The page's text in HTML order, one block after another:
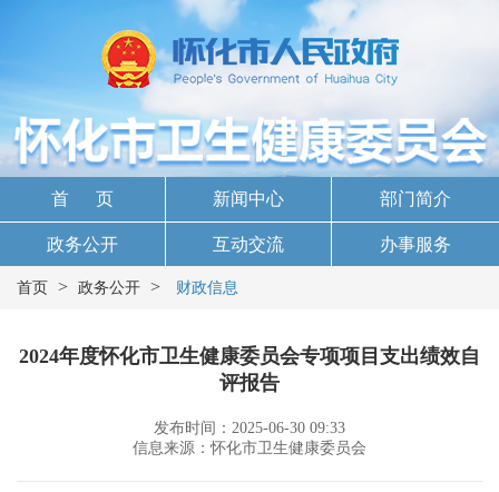
首 页 新闻中心 部门简介
政务公开 互动交流 办事服务
首页 > 政务公开 > 财政信息
2024年度怀化市卫生健康委员会专项项目支出绩效自
评报告
发布时间：2025-06-30 09:33
信息来源：怀化市卫生健康委员会